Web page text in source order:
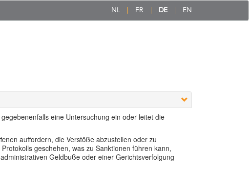
NL FR DE EN
eine Untersuchung ein oder leitet die
auffordern, die Verstöße abzustellen oder zu
geschehen, was zu Sanktionen führen kann,
Geldbuße oder einer Gerichtsverfolgung